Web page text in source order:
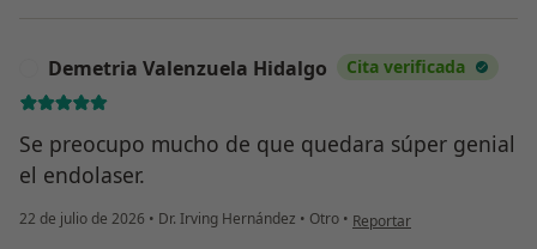
Demetria Valenzuela Hidalgo Cita verificada
Se preocupo mucho de que quedara súper genial
el endolaser.
22 de julio de 2026 • Dr. Irving Hernández • Otro • en opinión del usuario
Reportar